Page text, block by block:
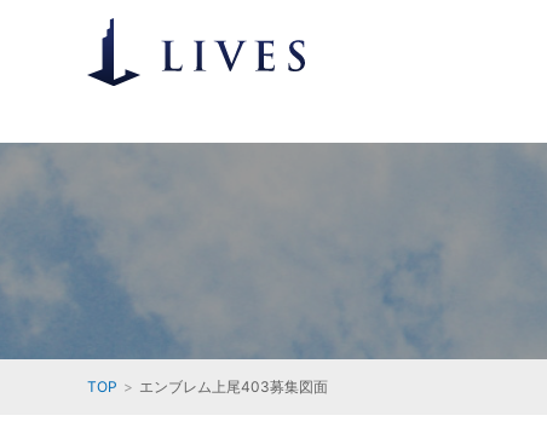
TOP エンブレム上尾403募集図面